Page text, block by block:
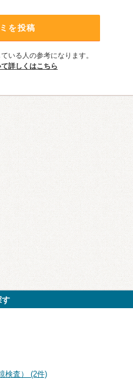
を投稿
いる人の参考になります。
詳しくはこちら
す
検査） (2件)